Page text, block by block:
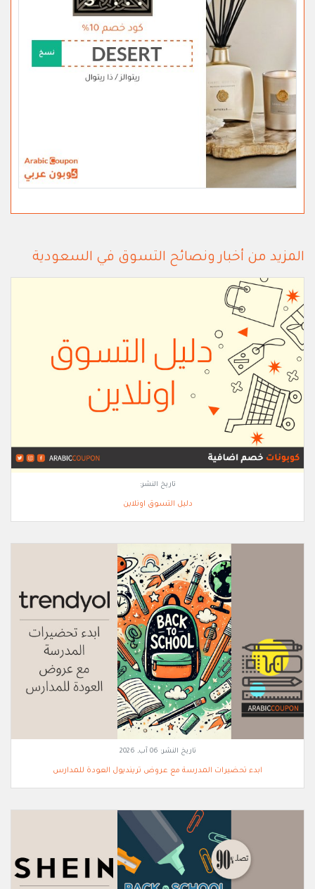
المزيد من أخبار ونصائح التسوق في السعودية
تاريخ النشر:
دليل التسوق اونلاين
تاريخ النشر: 06 آب, 2026
ابدء تحضيرات المدرسة مع عروض ترينديول العودة للمدارس